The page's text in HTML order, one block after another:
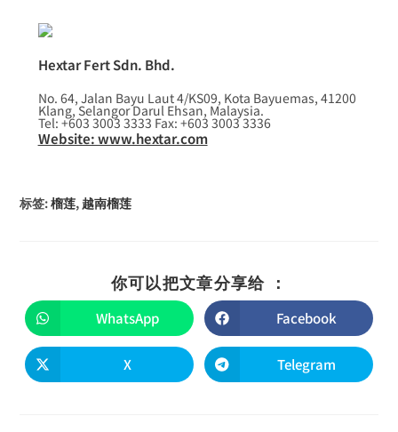
Hextar Fert Sdn. Bhd.
No. 64, Jalan Bayu Laut 4/KS09, Kota Bayuemas, 41200
Klang, Selangor Darul Ehsan, Malaysia.
Tel: +603 3003 3333 Fax: +603 3003 3336
Website: www.hextar.com
标签:榴莲, 越南榴莲
你可以把文章分享给 ：
WhatsApp Facebook
X Telegram